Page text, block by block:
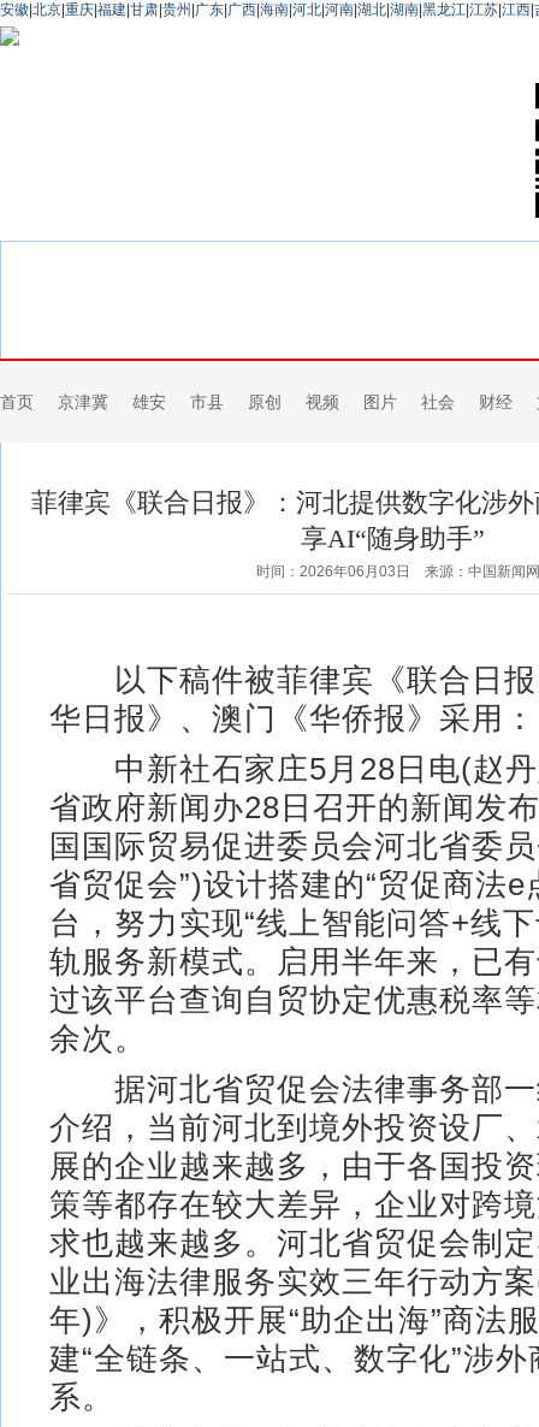
安徽 北京 重庆 福建 甘肃 贵州 广东 广西 海南 河北 河南 湖北 湖南 黑龙江 江苏 江西
首页 京津冀 雄安 市县 原创 视频 图片 社会 财经
菲律宾《联合日报》：河北提供数字化涉
享AI“随身助手”
时间：2026年06月03日 来源：中国新闻网
以下稿件被菲律宾《联合日报
华日报》、澳门《华侨报》采用：
中新社石家庄5月28日电(赵丹
省政府新闻办28日召开的新闻发
国国际贸易促进委员会河北省委
省贸促会”)设计搭建的“贸促商法e
台，努力实现“线上智能问答+线
轨服务新模式。启用半年来，已
过该平台查询自贸协定优惠税率
余次。
据河北省贸促会法律事务部一
介绍，当前河北到境外投资设厂
展的企业越来越多，由于各国投
策等都存在较大差异，企业对跨
求也越来越多。河北省贸促会制
业出海法律服务实效三年行动方
年)》，积极开展“助企出海”商法
建“全链条、一站式、数字化”涉
系。